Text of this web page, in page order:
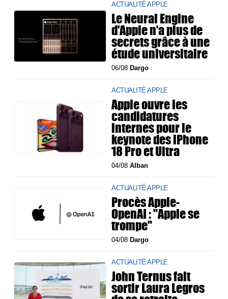
ACTUALITÉ APPLE
Le Neural Engine
d'Apple n'a plus de
secrets grâce à une
étude universitaire
06/08 Dargo
ACTUALITÉ APPLE
Apple ouvre les
candidatures
internes pour le
keynote des iPhone
18 Pro et Ultra
04/08Alban
ACTUALITÉ APPLE
Procès Apple-
OpenAI : "Apple se
trompe"
04/08 Dargo
ACTUALITÉ APPLE
John Ternus fait
sortir Laura Legros